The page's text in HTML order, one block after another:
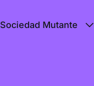
Sociedad Mutante